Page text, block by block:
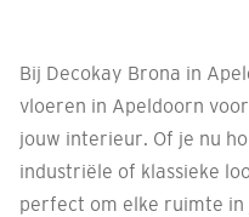
Bij Decokay Brona in
vloeren in Apeldoorn
jouw interieur. Of je nu
industriële of klassieke
perfect om elke ruimte in